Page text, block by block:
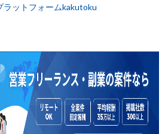
ラットフォームkakutoku